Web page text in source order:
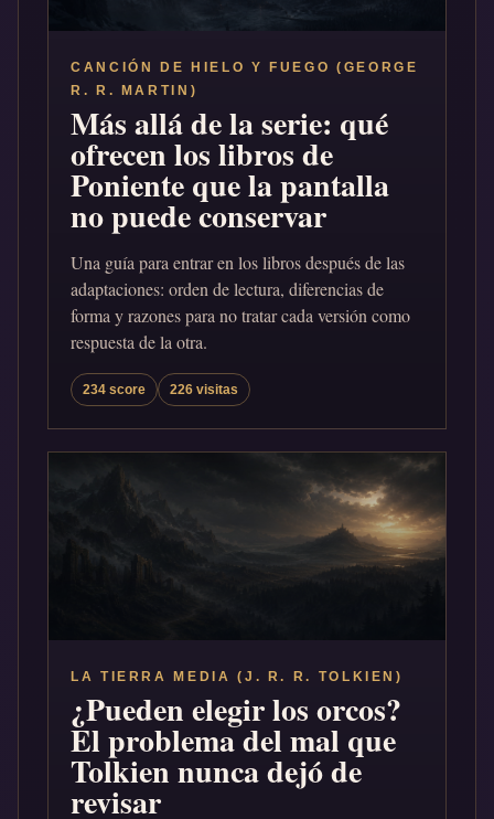
CANCIÓN DE HIELO Y FUEGO (GEORGE
R. R. MARTIN)
Más allá de la serie: qué
ofrecen los libros de
Poniente que la pantalla
no puede conservar
Una guía para entrar en los libros después de las
adaptaciones: orden de lectura, diferencias de
forma y razones para no tratar cada versión como
respuesta de la otra.
234 score 226 visitas
LA TIERRA MEDIA (J. R. R. TOLKIEN)
¿Pueden elegir los orcos?
El problema del mal que
Tolkien nunca dejó de
revisar